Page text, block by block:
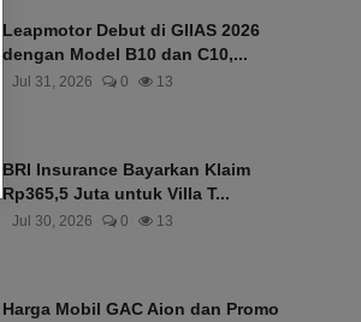
Leapmotor Debut di GIIAS 2026
dengan Model B10 dan C10,...
Jul 31, 2026 0 13
BRI Insurance Bayarkan Klaim
Rp365,5 Juta untuk Villa T...
Jul 30, 2026 0 13
Harga Mobil GAC Aion dan Promo